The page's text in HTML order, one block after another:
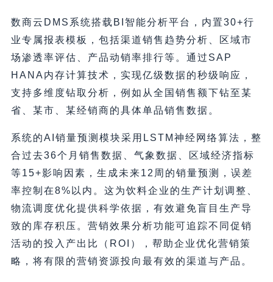
数商云DMS系统搭载BI智能分析平台，内置30+行
业专属报表模板，包括渠道销售趋势分析、区域市
场渗透率评估、产品动销率排行等。通过SAP
HANA内存计算技术，实现亿级数据的秒级响应，
支持多维度钻取分析，例如从全国销售额下钻至某
省、某市、某经销商的具体单品销售数据。
系统的AI销量预测模块采用LSTM神经网络算法，整
合过去36个月销售数据、气象数据、区域经济指标
等15+影响因素，生成未来12周的销量预测，误差
率控制在8%以内。这为饮料企业的生产计划调整、
物流调度优化提供科学依据，有效避免盲目生产导
致的库存积压。营销效果分析功能可追踪不同促销
活动的投入产出比（ROI），帮助企业优化营销策
略，将有限的营销资源投向最有效的渠道与产品。